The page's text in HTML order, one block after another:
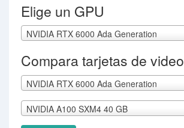
Elige un GPU
NVIDIA RTX 6000 Ada Generation
Compara tarjetas de video
NVIDIA RTX 6000 Ada Generation
NVIDIA A100 SXM4 40 GB